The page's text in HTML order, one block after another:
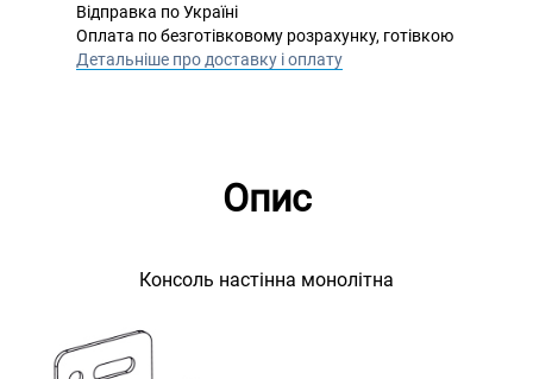
Відправка по Україні
Оплата по безготівковому розрахунку, готівкою
Детальніше про доставку і оплату
Опис
Консоль настінна монолітна